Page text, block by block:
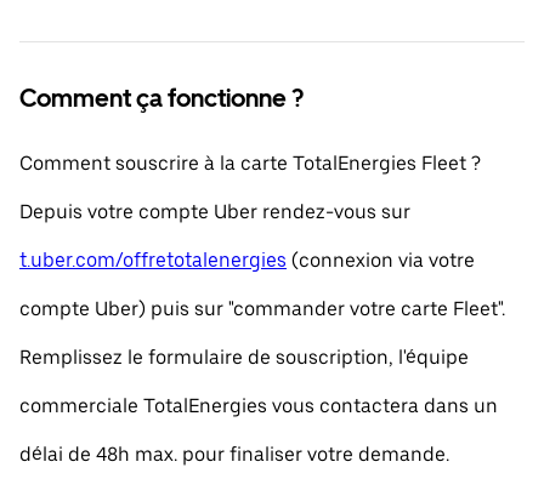
Comment ça fonctionne ?
Comment souscrire à la carte TotalEnergies Fleet ?
Depuis votre compte Uber rendez-vous sur
t.uber.com/offretotalenergies (connexion via votre
compte Uber) puis sur "commander votre carte Fleet".
Remplissez le formulaire de souscription, l'équipe
commerciale TotalEnergies vous contactera dans un
délai de 48h max. pour finaliser votre demande.